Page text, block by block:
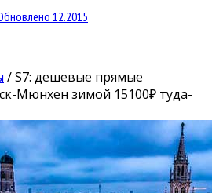
12.2015
/S7: дешевые прямые
Мюнхен зимой 15100₽ туда-